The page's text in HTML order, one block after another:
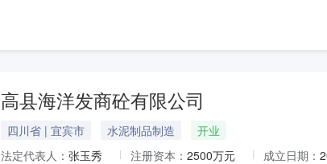
高县海洋发商砼有限公司
四川省 | 宜宾市 水泥制品制造
开业
法定代表人： 张玉秀 注册资本： 2500万元 成立日期：